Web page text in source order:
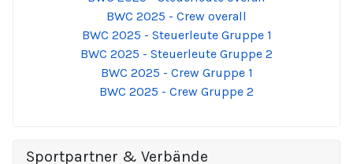
BWC 2025 - Crew overall
BWC 2025 - Steuerleute Gruppe 1
BWC 2025 - Steuerleute Gruppe 2
BWC 2025 - Crew Gruppe 1
BWC 2025 - Crew Gruppe 2
Sportpartner & Verbände